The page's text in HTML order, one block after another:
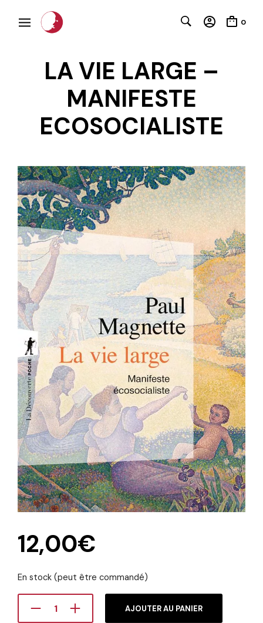
0
LA VIE LARGE –
MANIFESTE
ECOSOCIALISTE
12,00€
En stock (peut être commandé)
AJOUTER AU PANIER